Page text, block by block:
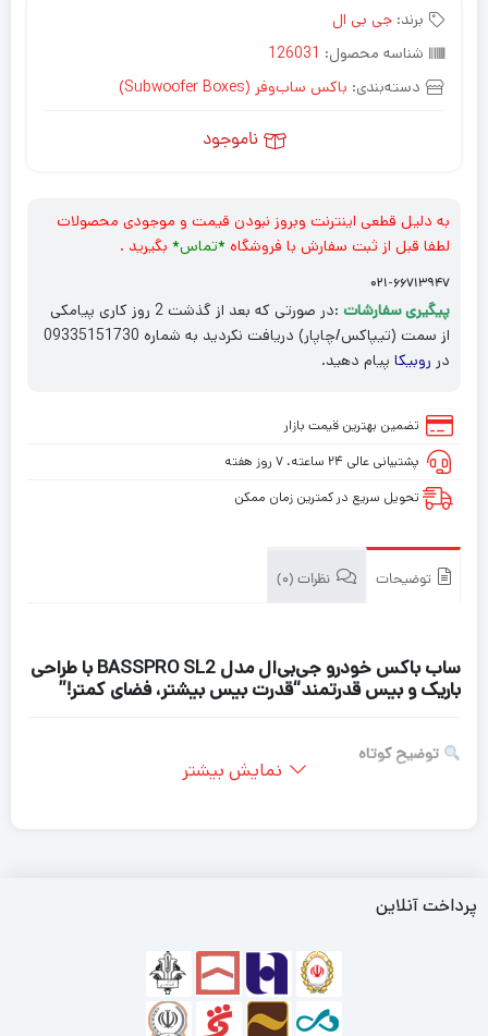
برند: جی بی ال
شناسه محصول: 126031
دسته‌بندی: باکس ساب‌وفر (Subwoofer Boxes)
ناموجود
به دلیل قطعی اینترنت وبروز نبودن قیمت و موجودی محصولات
لطفا قبل از ثبت سفارش با فروشگاه *تماس* بگیرید .
۰۲۱-۶۶۷۱۳۹۴۷
پیگیری سفارشات
:در صورتی که بعد از گذشت 2 روز کاری پیامکی
از سمت (تیپاکس/چاپار) دریافت نکردید به شماره 09335151730
در روبیکا پیام دهید.
تضمین بهترین قیمت بازار
پشتیبانی عالی ۲۴ ساعته، ۷ روز هفته
تحویل سریع در کمترین زمان ممکن
توضیحات نظرات (0)
ساب باکس خودرو جی‌بی‌ال مدل BASSPRO SL2 با طراحی
باریک و بیس قدرتمند“قدرت بیس بیشتر، فضای کمتر!”
توضیح کوتاه
طراحی جمع‌وجور و باریک، مناسب نصب زیر صندلی
آمپلی‌فایر داخلی کلاس D با راندمان بالا
نمایش بیشتر
پرداخت آنلاین